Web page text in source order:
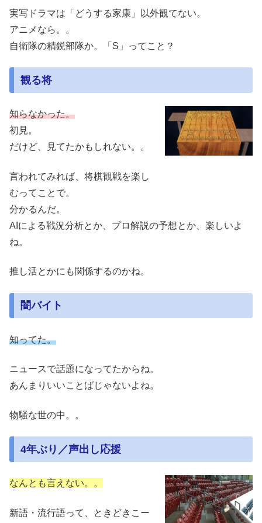
実写ドラマは「どうする家康」以外観てない。
アニメなら。。
自衛隊の精鋭部隊か。「S」ってこと？
観る将
知らなかった。
初見。
だけど、見てたかもしれない。。
言われてみれば、将棋観戦を楽し
むってことで。
分かるんだ。
AIによる戦況分析とか、プロ解説の予想とか、楽しいよ
ね。
推し活とかにも関係するのかね。
闇バイト
知ってた。
ニュースで話題になってたからね。
あんまりいいことばじゃないよね。
物騒な世の中。。
4年ぶり／声出し応援
なんとも言えない。。
新語・流行語って、ときどきこー